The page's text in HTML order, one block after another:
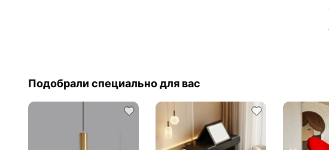
Подобрали специально для вас